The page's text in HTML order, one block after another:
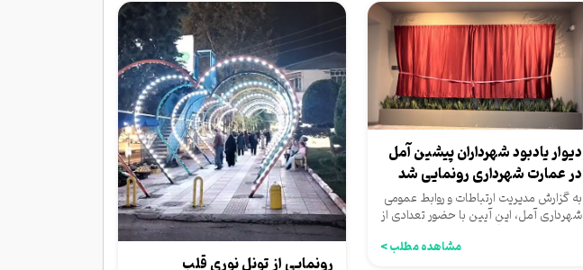
دیوار یادبود شهرداران پیشین آمل
در عمارت شهرداری رونمایی شد
به گزارش مدیریت ارتباطات و روابط عمومی
شهرداری آمل، این آیین با حضور تعدادی از
شهرداران پیشین آمل...
مشاهده مطلب >